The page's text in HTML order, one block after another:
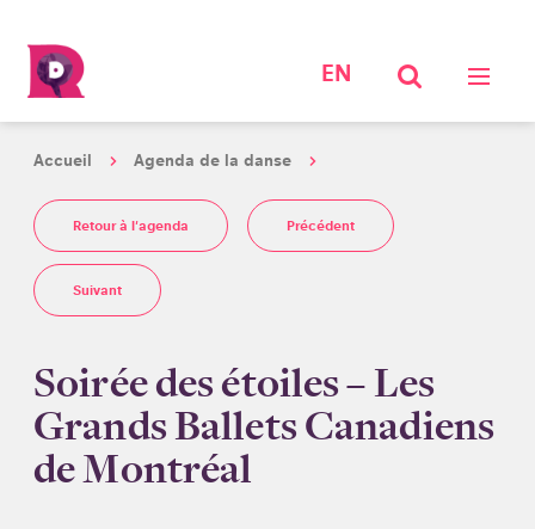
EN
Accueil Agenda de la danse
Retour à l'agenda Précédent
Suivant
Soirée des étoiles – Les
Grands Ballets Canadiens
de Montréal